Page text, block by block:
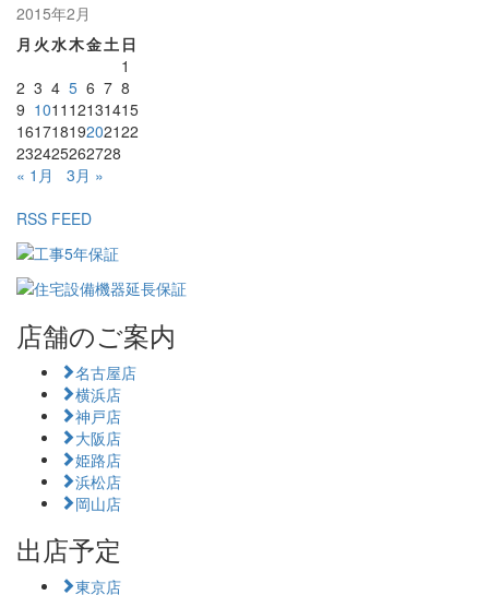
2015年2月
月 火水木金土 日
1
2 3 4 5 6 7 8
9 1011 12131415
16171819202122
232425262728
« 1月
3月 »
RSS FEED
店舗のご案内
名古屋店
横浜店
神戸店
大阪店
姫路店
浜松店
岡山店
出店予定
東京店